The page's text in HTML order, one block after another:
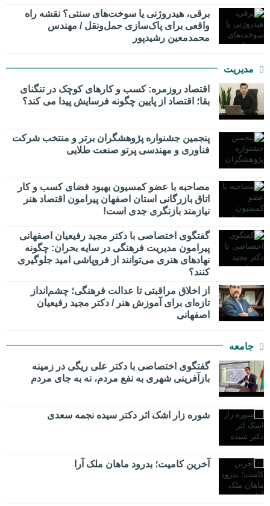
برقی، هیدروژنی یا سوخت‌های سنتی؟ نقشه راه
واقعی برای پاک‌سازی حمل‌ونقل / مهندس
محمدمعین رشیدپور
مدیریت
اقتصاد روزمره: کسب‌ و کارهای کوچک در تنگنای
بقا؛ اقتصاد از پایین چگونه فرسایش پیدا می کند؟
پنجمین جشنواره پژوهشگران برتر و منتخب شرکت
فناوری و مهندسی پرتو صنعت طلایی
مصاحبه با عضو کمسیون بهبود فضای کسب و کار
اتاق بازرگانی استان اصفهان پیرامون اقتصاد هنر
نیازمند بازنگری جدی است!
گفتگوی اختصاصی با دکتر مجید رفیعیان اصفهانی
پیرامون مدیریت فرهنگی در سایه بحران: چگونه
نهادهای هنری می‌توانند از فروپاشی امید جلوگیری
کنند؟
از اخلاق مراقبتی تا عدالت فرهنگی؛ چشم‌انداز
تازه‌ای برای آموزش هنر / دکتر مجید رفیعیان
اصفهانی
جامعه
گفتگوی اختصاصی با دکتر علی ریگی در زمینه
بازآفرینی شهری به نفع مردم، نه به جای مردم
شوره زار اشک اثر دکتر سیده نجمه سعدی
​آخرین کامیت؛ بدرود ماهان ملک آرا